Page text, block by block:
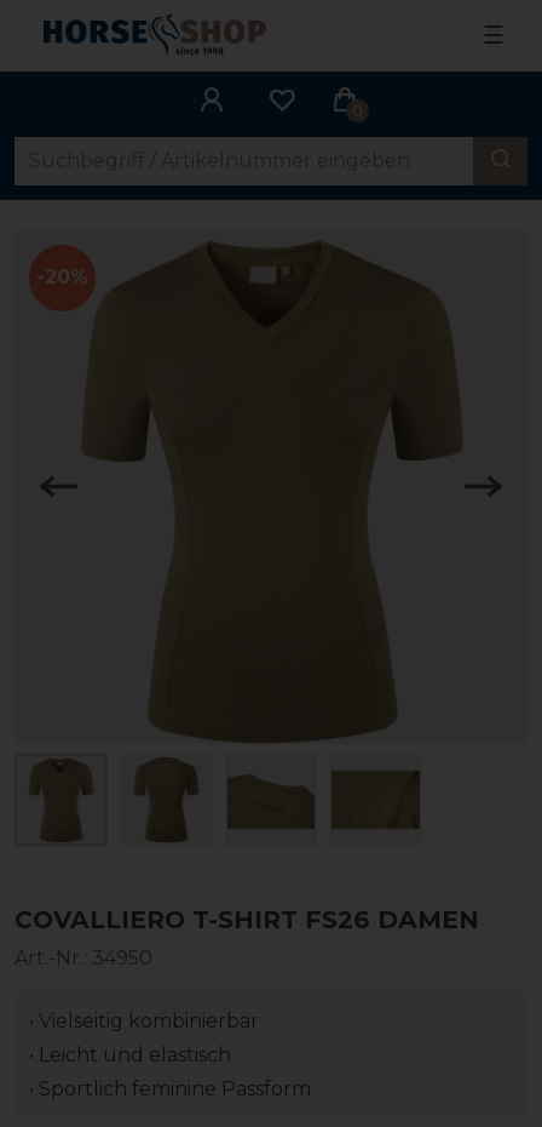
☰
0
-20%
COVALLIERO T-SHIRT FS26 DAMEN
Art.-Nr.: 34950
• Vielseitig kombinierbar
• Leicht und elastisch
• Sportlich feminine Passform